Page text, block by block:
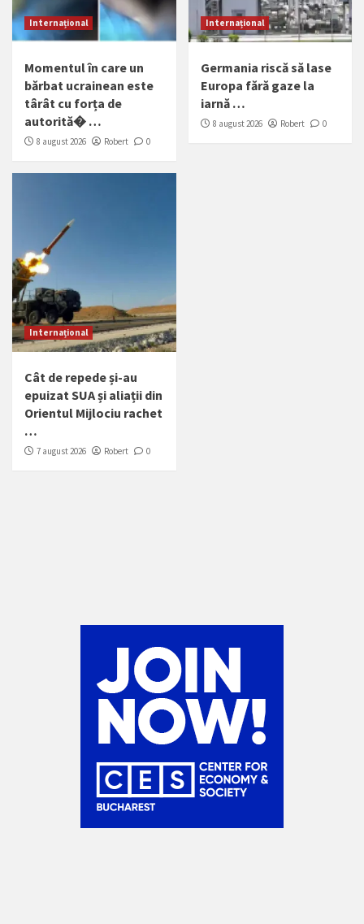
Internațional
Momentul în care un
bărbat ucrainean este
târât cu forța de
autorită� …
8 august 2026 Robert 0
Internațional
Germania riscă să lase
Europa fără gaze la
iarnă …
8 august 2026 Robert 0
Internațional
Cât de repede și-au
epuizat SUA și aliații din
Orientul Mijlociu rachet
…
7 august 2026 Robert 0